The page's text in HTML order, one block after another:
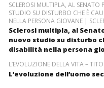
SCLEROSI MULTIPLA, AL SENATO
STUDIO SU DISTURBO CHE È
NELLA PERSONA GIOVANE |
Sclerosi multipla, al
nuovo studio su disturbo
disabilità nella persona
L’EVOLUZIONE DELLA VITA –
L’evoluzione dell’uomo